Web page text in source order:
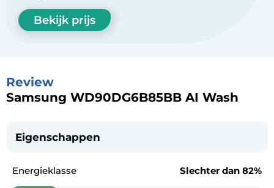
Bekijk prijs
Review
Samsung WD90DG6B85BB AI Wash
Eigenschappen
Energieklasse Slechter dan 82%